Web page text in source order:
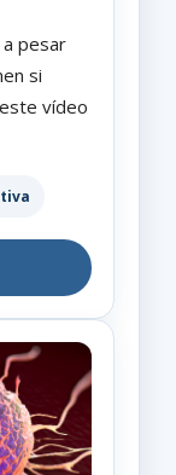
pesar
si
vídeo